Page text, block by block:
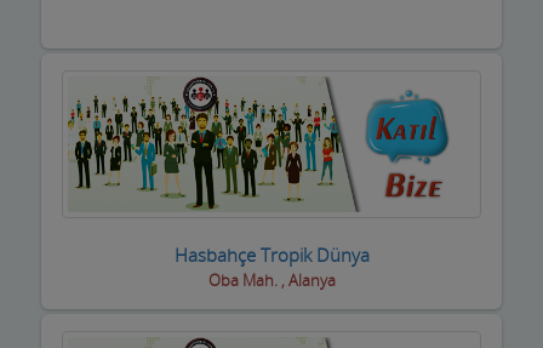
Bar Disko Cafe
Basın ve Medya
Bebek ve Çocuk Mağazası
Benzin istasyonları(Petroller)
Hasbahçe Tropik Dünya
Oba Mah. , Alanya